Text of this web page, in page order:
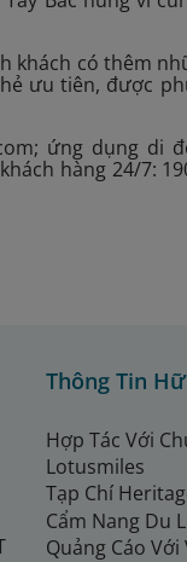
khách có thêm
ưu tiên, được
ứng dụng di
hàng 24/7:
Thông Tin
Hợp Tác Với
Lotusmiles
Tạp Chí
Cẩm Nang Du
Quảng Cáo